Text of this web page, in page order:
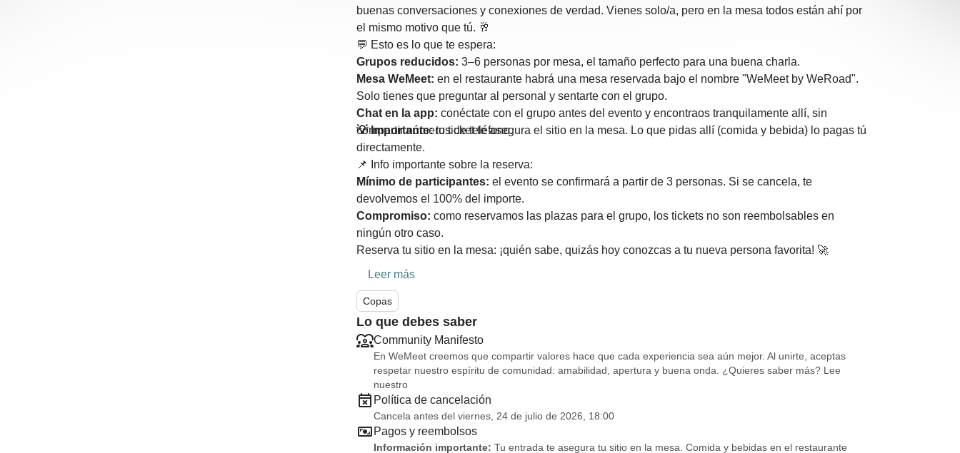
buenas conversaciones y conexiones de verdad. Vienes solo/a, pero en la mesa todos están ahí por
el mismo motivo que tú. 🥂
💬 Esto es lo que te espera:
Grupos reducidos: 3–6 personas por mesa, el tamaño perfecto para una buena charla.
Mesa WeMeet: en el restaurante habrá una mesa reservada bajo el nombre "WeMeet by WeRoad".
Solo tienes que preguntar al personal y sentarte con el grupo.
Chat en la app: conéctate con el grupo antes del evento y encontraos tranquilamente allí, sin
compartir números de teléfono.
💡 Importante:tu ticket te asegura el sitio en la mesa. Lo que pidas allí (comida y bebida) lo pagas tú
directamente.
📌 Info importante sobre la reserva:
Mínimo de participantes: el evento se confirmará a partir de 3 personas. Si se cancela, te
devolvemos el 100% del importe.
Compromiso: como reservamos las plazas para el grupo, los tickets no son reembolsables en
ningún otro caso.
Reserva tu sitio en la mesa: ¡quién sabe, quizás hoy conozcas a tu nueva persona favorita! 🚀
Leer más
Copas
Lo que debes saber
Community Manifesto
En WeMeet creemos que compartir valores hace que cada experiencia sea aún mejor. Al unirte, aceptas
respetar nuestro espíritu de comunidad: amabilidad, apertura y buena onda. ¿Quieres saber más? Lee
nuestro
Política de cancelación
Cancela antes del viernes, 24 de julio de 2026, 18:00
Pagos y reembolsos
Información importante: Tu entrada te asegura tu sitio en la mesa. Comida y bebidas en el restaurante